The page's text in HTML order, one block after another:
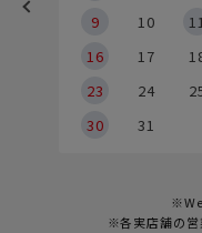
9
10
16
17
23
24
30
31
※各実店舗の営